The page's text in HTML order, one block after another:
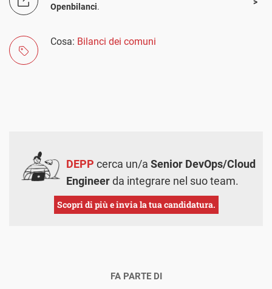
Openbilanci.
Cosa: Bilanci dei comuni
DEPP cerca un/a Senior DevOps/Cloud
Engineerda integrare nel suo team.
Scopri di più e invia la tua candidatura.
FA PARTE DI